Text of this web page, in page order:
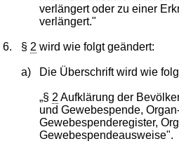
verlängert oder zu einer
verlängert."
6. § 2 wird wie folgt geändert:
a) Die Überschrift wird wie
„§ 2 Aufklärung der
und Gewebespende,
Gewebespenderegister,
Gewebespendeausweise".